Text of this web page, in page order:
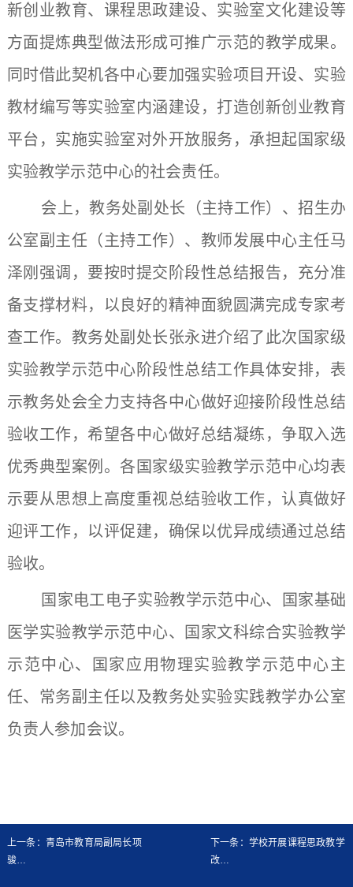
新创业教育、课程思政建设、实验室文化建设等
方面提炼典型做法形成可推广示范的教学成果。
同时借此契机各中心要加强实验项目开设、实验
教材编写等实验室内涵建设，打造创新创业教育
平台，实施实验室对外开放服务，承担起国家级
实验教学示范中心的社会责任。
会上，教务处副处长（主持工作）、招生办
公室副主任（主持工作）、教师发展中心主任马
泽刚强调，要按时提交阶段性总结报告，充分准
备支撑材料，以良好的精神面貌圆满完成专家考
查工作。教务处副处长张永进介绍了此次国家级
实验教学示范中心阶段性总结工作具体安排，表
示教务处会全力支持各中心做好迎接阶段性总结
验收工作，希望各中心做好总结凝练，争取入选
优秀典型案例。各国家级实验教学示范中心均表
示要从思想上高度重视总结验收工作，认真做好
迎评工作，以评促建，确保以优异成绩通过总结
验收。
国家电工电子实验教学示范中心、国家基础
医学实验教学示范中心、国家文科综合实验教学
示范中心、国家应用物理实验教学示范中心主
任、常务副主任以及教务处实验实践教学办公室
负责人参加会议。
上一条：青岛市教育局副局长项
骏…
下一条：学校开展课程思政教学
改…